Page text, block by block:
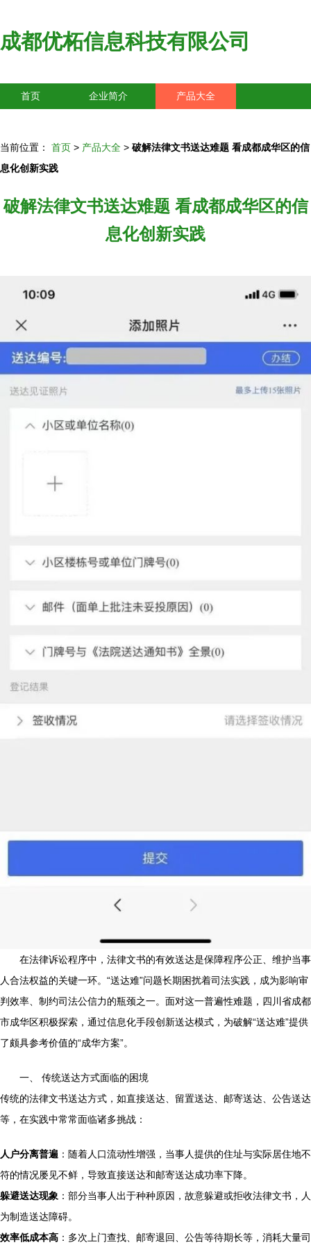
成都优柘信息科技有限公司
首页 企业简介 产品大全
当前位置： 首页 > 产品大全 > 破解法律文书送达难题 看成都成华区的信
息化创新实践
破解法律文书送达难题 看成都成华区的信
息化创新实践
在法律诉讼程序中，法律文书的有效送达是保障程序公正、维护当事
人合法权益的关键一环。“送达难”问题长期困扰着司法实践，成为影响审
判效率、制约司法公信力的瓶颈之一。面对这一普遍性难题，四川省成都
市成华区积极探索，通过信息化手段创新送达模式，为破解“送达难”提供
了颇具参考价值的“成华方案”。
一、 传统送达方式面临的困境
传统的法律文书送达方式，如直接送达、留置送达、邮寄送达、公告送达
等，在实践中常常面临诸多挑战：
人户分离普遍 ：随着人口流动性增强，当事人提供的住址与实际居住地不
符的情况屡见不鲜，导致直接送达和邮寄送达成功率下降。
躲避送达现象 ：部分当事人出于种种原因，故意躲避或拒收法律文书，人
为制造送达障碍。
效率低成本高 ：多次上门查找、邮寄退回、公告等待期长等，消耗大量司